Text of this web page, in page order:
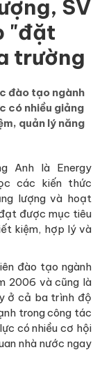
SV
"đặt
trường
đào tạo ngành
có nhiều giảng
quản lý năng
Anh là Energy
các kiến thức
lượng và hoạt
được mục tiêu
kiệm, hợp lý và
đào tạo ngành
2006 và cũng là
ở cả ba trình độ
trong công tác
có nhiều cơ hội
nhà nước ngay